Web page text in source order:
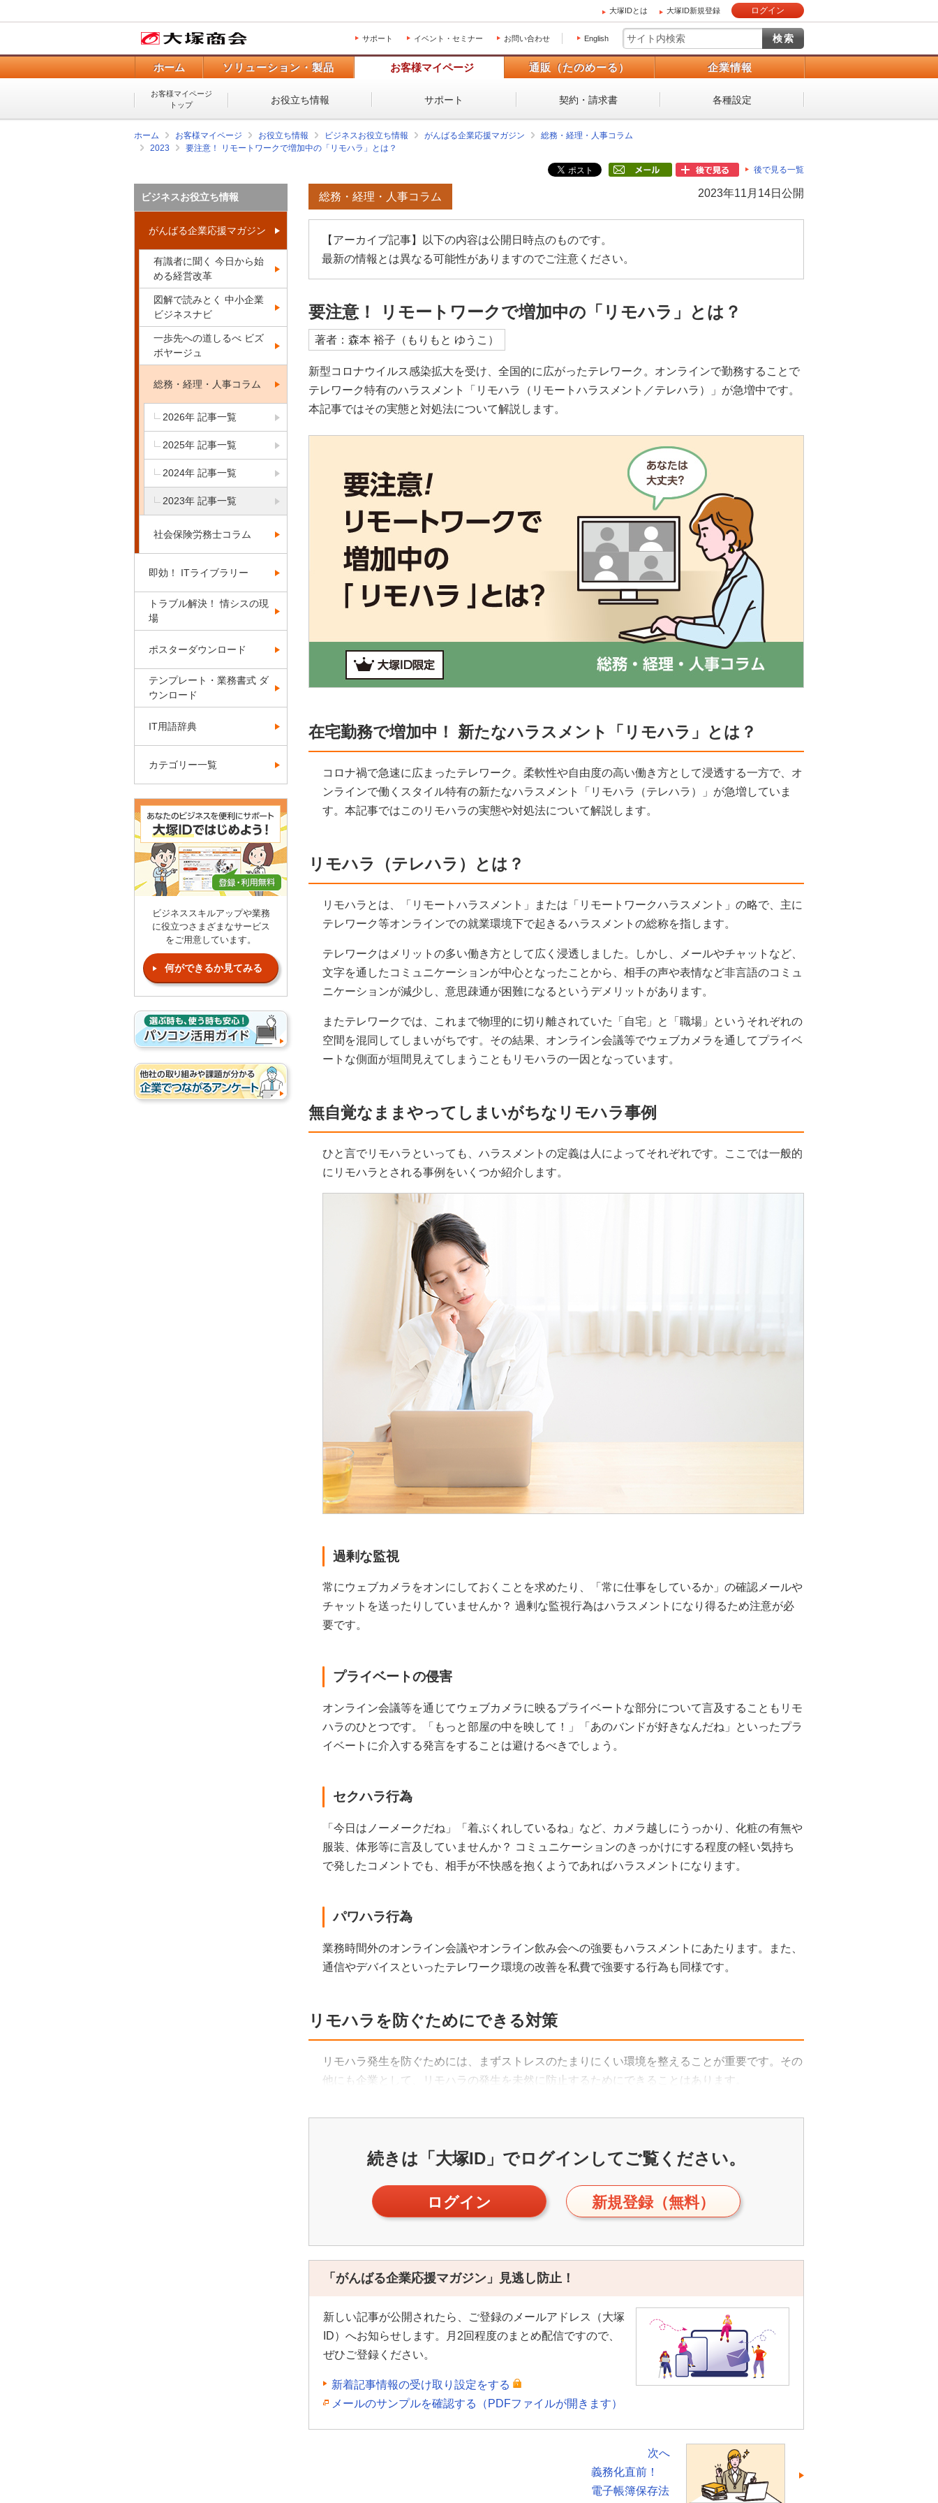
大塚IDとは 大塚ID新規登録 ログイン
サポート イベント・セミナー お問い合わせ English
ホーム ソリューション・製品 お客様マイページ 通販（たのめーる） 企業情報
お客様マイページ
トップ
お役立ち情報 サポート 契約・請求書 各種設定
ホーム お客様マイページ お役立ち情報 ビジネスお役立ち情報 がんばる企業応援マガジン
総務・経理・人事コラム
2023
要注意！ リモートワークで増加中の「リモハラ」とは？
後で見る一覧
2023年11月14日公開
総務・経理・人事コラム
【アーカイブ記事】以下の内容は公開日時点のものです。
最新の情報とは異なる可能性がありますのでご注意ください。
要注意！ リモートワークで増加中の「リモハラ」とは？
著者：森本 裕子（もりもと ゆうこ）
新型コロナウイルス感染拡大を受け、全国的に広がったテレワーク。オンラインで勤務することで
テレワーク特有のハラスメント「リモハラ（リモートハラスメント／テレハラ）」が急増中です。
本記事ではその実態と対処法について解説します。
在宅勤務で増加中！ 新たなハラスメント「リモハラ」とは？
コロナ禍で急速に広まったテレワーク。柔軟性や自由度の高い働き方として浸透する一方で、オ
ンラインで働くスタイル特有の新たなハラスメント「リモハラ（テレハラ）」が急増していま
す。本記事ではこのリモハラの実態や対処法について解説します。
リモハラ（テレハラ）とは？
リモハラとは、「リモートハラスメント」または「リモートワークハラスメント」の略で、主に
テレワーク等オンラインでの就業環境下で起きるハラスメントの総称を指します。
テレワークはメリットの多い働き方として広く浸透しました。しかし、メールやチャットなど、
文字を通したコミュニケーションが中心となったことから、相手の声や表情など非言語のコミュ
ニケーションが減少し、意思疎通が困難になるというデメリットがあります。
またテレワークでは、これまで物理的に切り離されていた「自宅」と「職場」というそれぞれの
空間を混同してしまいがちです。その結果、オンライン会議等でウェブカメラを通してプライベ
ートな側面が垣間見えてしまうこともリモハラの一因となっています。
無自覚なままやってしまいがちなリモハラ事例
ひと言でリモハラといっても、ハラスメントの定義は人によってそれぞれです。ここでは一般的
にリモハラとされる事例をいくつか紹介します。
過剰な監視
常にウェブカメラをオンにしておくことを求めたり、「常に仕事をしているか」の確認メールや
チャットを送ったりしていませんか？ 過剰な監視行為はハラスメントになり得るため注意が必
要です。
プライベートの侵害
オンライン会議等を通じてウェブカメラに映るプライベートな部分について言及することもリモ
ハラのひとつです。「もっと部屋の中を映して！」「あのバンドが好きなんだね」といったプラ
イベートに介入する発言をすることは避けるべきでしょう。
セクハラ行為
「今日はノーメークだね」「着ぶくれしているね」など、カメラ越しにうっかり、化粧の有無や
服装、体形等に言及していませんか？ コミュニケーションのきっかけにする程度の軽い気持ち
で発したコメントでも、相手が不快感を抱くようであればハラスメントになります。
パワハラ行為
業務時間外のオンライン会議やオンライン飲み会への強要もハラスメントにあたります。また、
通信やデバイスといったテレワーク環境の改善を私費で強要する行為も同様です。
リモハラを防ぐためにできる対策
リモハラ発生を防ぐためには、まずストレスのたまりにくい環境を整えることが重要です。その
他にも企業として、リモハラの発生を未然に防止するためにできることはあります。
続きは「大塚ID」でログインしてご覧ください。
ログイン 新規登録（無料）
「がんばる企業応援マガジン」見逃し防止！
新しい記事が公開されたら、ご登録のメールアドレス（大塚
ID）へお知らせします。月2回程度のまとめ配信ですので、
ぜひご登録ください。
新着記事情報の受け取り設定をする
メールのサンプルを確認する（PDFファイルが開きます）
次へ
義務化直前！
電子帳簿保存法
ビジネスお役立ち情報
がんばる企業応援マガジン
有識者に聞く 今日から始
める経営改革
図解で読みとく 中小企業
ビジネスナビ
一歩先への道しるべ ビズ
ボヤージュ
総務・経理・人事コラム
2026年 記事一覧
2025年 記事一覧
2024年 記事一覧
2023年 記事一覧
社会保険労務士コラム
即効！ ITライブラリー
トラブル解決！ 情シスの現
場
ポスターダウンロード
テンプレート・業務書式 ダ
ウンロード
IT用語辞典
カテゴリー一覧
ビジネススキルアップや業務
に役立つさまざまなサービス
をご用意しています。
何ができるか見てみる